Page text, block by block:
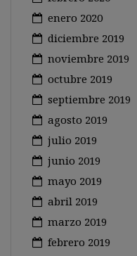
enero 2020
diciembre 2019
noviembre 2019
octubre 2019
septiembre 2019
agosto 2019
julio 2019
junio 2019
mayo 2019
abril 2019
marzo 2019
febrero 2019